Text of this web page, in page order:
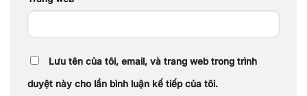
Lưu tên của tôi, email, và trang web trong trình
duyệt này cho lần bình luận kế tiếp của tôi.